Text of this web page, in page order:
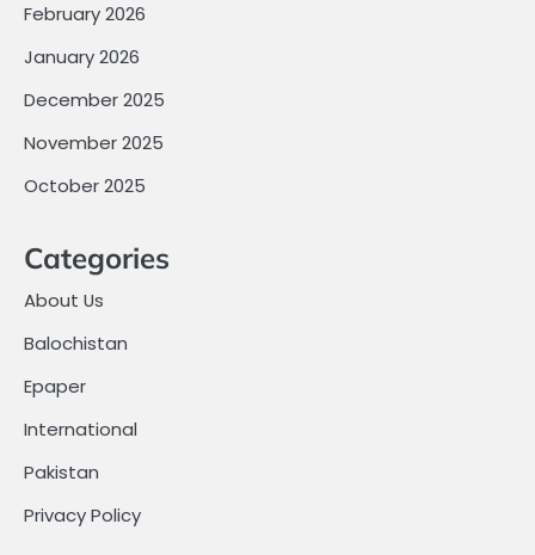
February 2026
January 2026
December 2025
November 2025
October 2025
Categories
About Us
Balochistan
Epaper
International
Pakistan
Privacy Policy